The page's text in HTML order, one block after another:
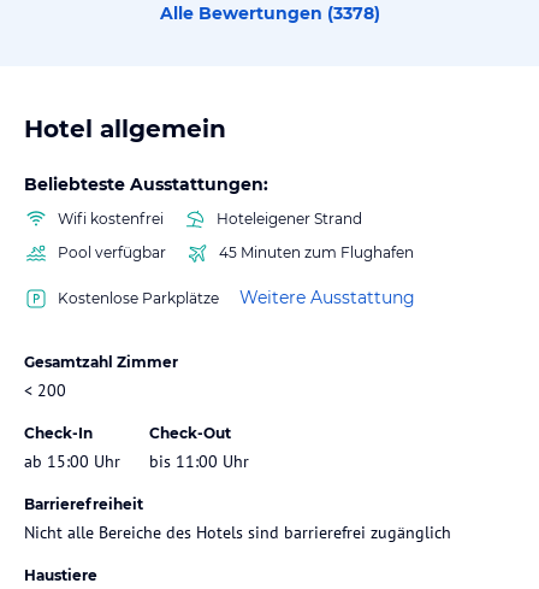
Alle Bewertungen (3378)
Hotel allgemein
Beliebteste Ausstattungen:
Wifi kostenfrei
Hoteleigener Strand
Pool verfügbar
45 Minuten zum Flughafen
Kostenlose Parkplätze Weitere Ausstattung
Gesamtzahl Zimmer
< 200
Check-In
ab 15:00 Uhr
Check-Out
bis 11:00 Uhr
Barrierefreiheit
Nicht alle Bereiche des Hotels sind barrierefrei zugänglich
Haustiere